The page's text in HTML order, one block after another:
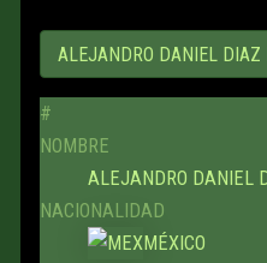
#
NOMBRE
ALEJANDRO DANIEL
NACIONALIDAD
MÉXICO